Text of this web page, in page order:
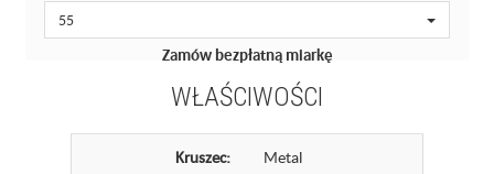
55
Zamów bezpłatną miarkę
WŁAŚCIWOŚCI
Kruszec: Metal